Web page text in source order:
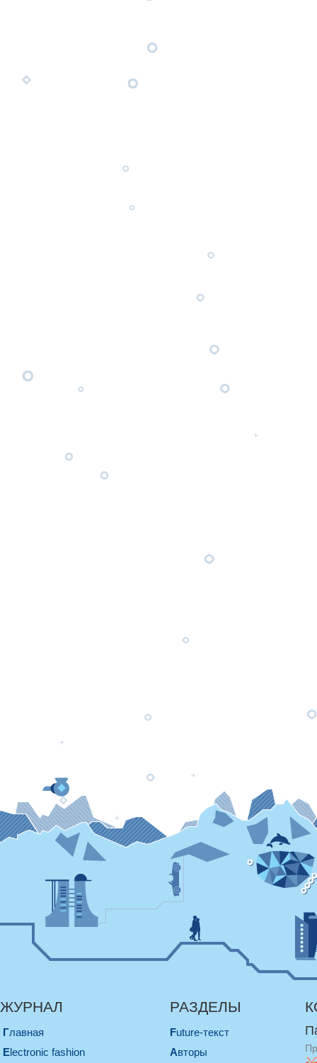
ЖУРНАЛ
Главная
electronic fashion
РАЗДЕЛЫ
Future-текст
Авторы